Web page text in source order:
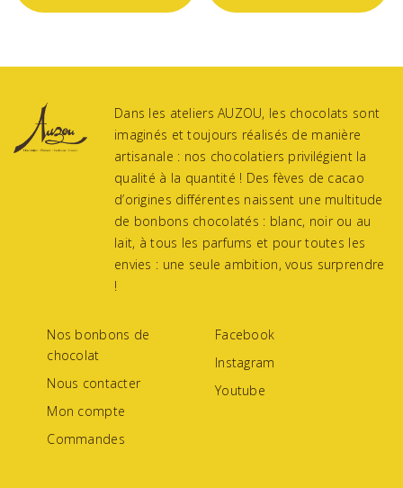
Dans les ateliers AUZOU, les chocolats sont
imaginés et toujours réalisés de manière
artisanale : nos chocolatiers privilégient la
qualité à la quantité ! Des fèves de cacao
d’origines différentes naissent une multitude
de bonbons chocolatés : blanc, noir ou au
lait, à tous les parfums et pour toutes les
envies : une seule ambition, vous surprendre
!
Nos bonbons de
chocolat
Nous contacter
Mon compte
Commandes
Facebook
Instagram
Youtube